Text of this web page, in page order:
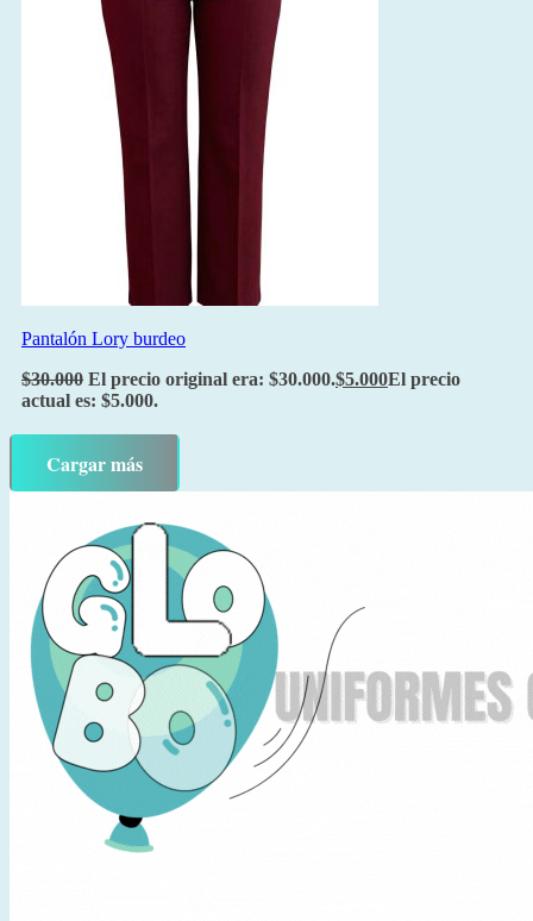
Pantalón Lory burdeo
$30.000 El precio original era: $30.000.$5.000El precio
actual es: $5.000.
Cargar más